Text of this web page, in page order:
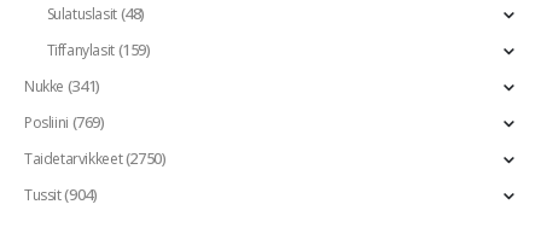
Sulatuslasit(48)
Tiffanylasit(159)
Nukke (341)
Posliini (769)
Taidetarvikkeet(2750)
Tussit(904)